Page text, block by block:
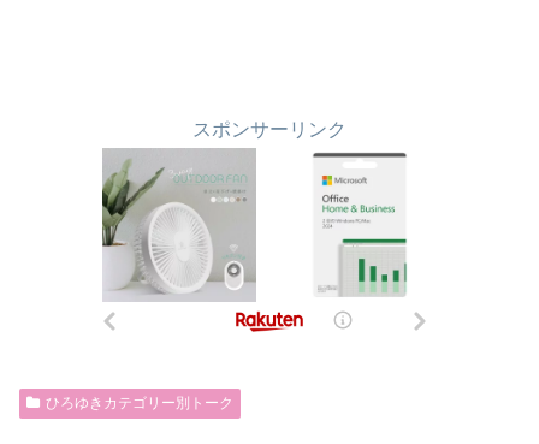
スポンサーリンク
ひろゆきカテゴリー別トーク